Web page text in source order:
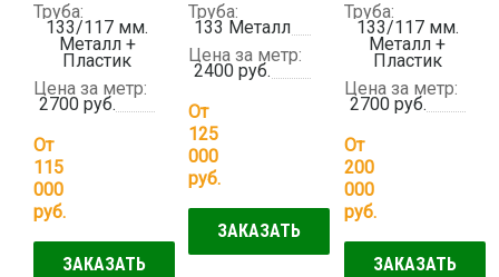
Труба:
133/117 мм.
Металл +
Пластик
Цена за метр:
2700 руб.
От
115
000
руб.
ЗАКАЗАТЬ
Труба:
133 Металл
Цена за метр:
2400 руб.
От
125
000
руб.
ЗАКАЗАТЬ
Труба:
133/117 мм.
Металл +
Пластик
Цена за метр:
2700 руб.
От
200
000
руб.
ЗАКАЗАТЬ